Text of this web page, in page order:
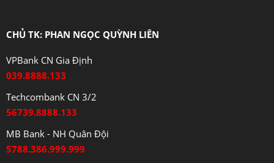
CHỦ TK: PHAN NGỌC QUỲNH LIÊN
VPBank CN Gia Định
039.8888.133
Techcombank CN 3/2
56739.8888.133
MB Bank - NH Quân Đội
5788.386.999.999